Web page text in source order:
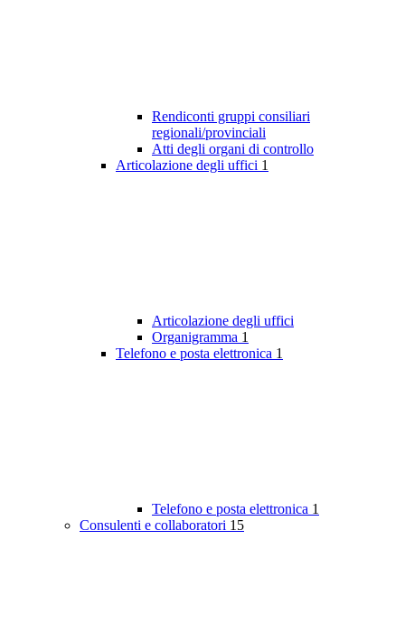
Rendiconti gruppi consiliari
regionali/provinciali
Atti degli organi di controllo
Articolazione degli uffici 1
Articolazione degli uffici
Organigramma 1
Telefono e posta elettronica 1
Telefono e posta elettronica 1
Consulenti e collaboratori 15